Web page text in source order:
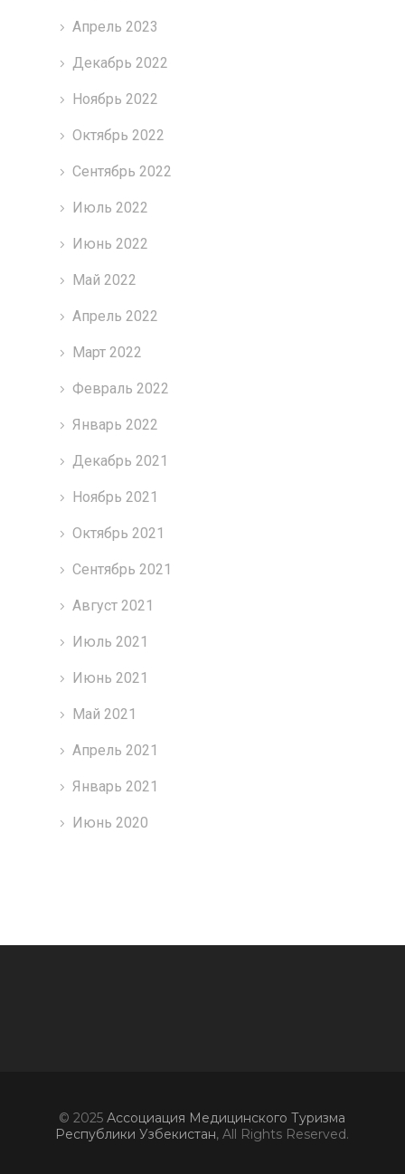
Апрель 2023
Декабрь 2022
Ноябрь 2022
Октябрь 2022
Сентябрь 2022
Июль 2022
Июнь 2022
Май 2022
Апрель 2022
Март 2022
Февраль 2022
Январь 2022
Декабрь 2021
Ноябрь 2021
Октябрь 2021
Сентябрь 2021
Август 2021
Июль 2021
Июнь 2021
Май 2021
Апрель 2021
Январь 2021
Июнь 2020
© 2025Ассоциация Медицинского Туризма
Республики Узбекистан, All Rights Reserved.